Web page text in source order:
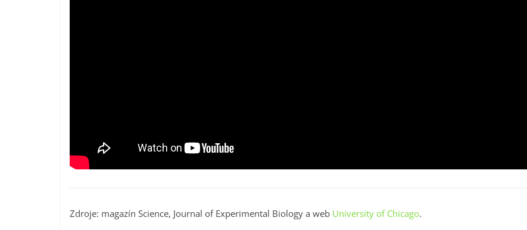
Zdroje: magazín Science, Journal of Experimental Biology a web University of Chicago.